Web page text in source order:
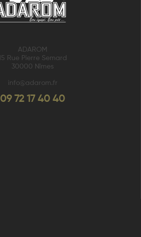
ADAROM
15 Rue Pierre Semard
30000 Nîmes
info@adarom.fr
09 72 17 40 40